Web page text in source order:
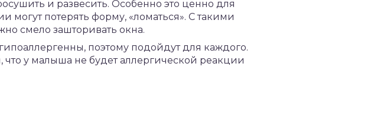
и развесить. Особенно это ценно для
могут потерять форму, «ломаться». С такими
смело зашторивать окна.
поэтому подойдут для каждого.
у малыша не будет аллергической реакции